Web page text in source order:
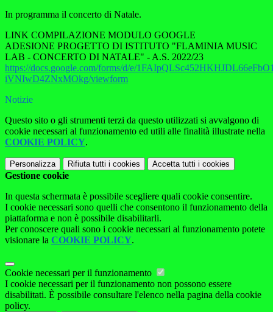
In programma il concerto di Natale.
LINK COMPILAZIONE MODULO GOOGLE
ADESIONE PROGETTO DI ISTITUTO "FLAMINIA MUSIC
LAB - CONCERTO DI NATALE" - A.S. 2022/23
https://docs.google.com/forms/d/e/
iVNIwD4ZNxMOkg/viewform
Notizie
Questo sito o gli strumenti terzi da questo utilizzati si avvalgono di
cookie necessari al funzionamento ed utili alle finalità illustrate nella
COOKIE POLICY.
Personalizza Rifiuta tutti i cookies Accetta tutti i cookies
Gestione cookie
In questa schermata è possibile scegliere quali cookie consentire.
I cookie necessari sono quelli che consentono il funzionamento della
piattaforma e non è possibile disabilitarli.
Per conoscere quali sono i cookie necessari al funzionamento potete
visionare la COOKIE POLICY.
Cookie necessari per il funzionamento
I cookie necessari per il funzionamento non possono essere
disabilitati. È possibile consultare l'elenco nella pagina della cookie
policy.